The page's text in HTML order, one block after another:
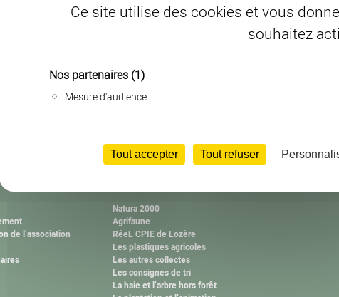
Ce site utilise des cookies et vous
souhaitez
Nos partenaires (1)
Mesure d'audience
Tout accepter Tout refuser
de l’association
Natura 2000
Agrifaune
RéeL CPIE de Lozère
Les plastiques agricoles
Les autres collectes
Les consignes de tri
La haie et l’arbre hors forêt